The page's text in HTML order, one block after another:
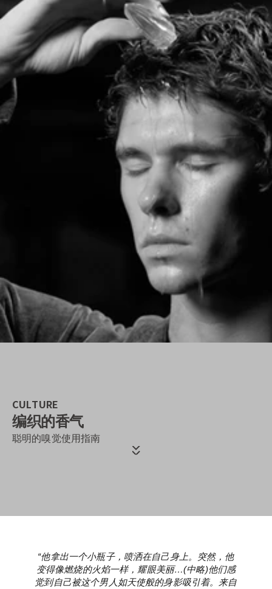
CULTURE
编织的香气
聪明的嗅觉使用指南
“他拿出一个小瓶子，喷洒在自己身上。突然，他
变得像燃烧的火焰一样，耀眼美丽…(中略)他们感
觉到自己被这个男人如天使般的身影吸引着。来自